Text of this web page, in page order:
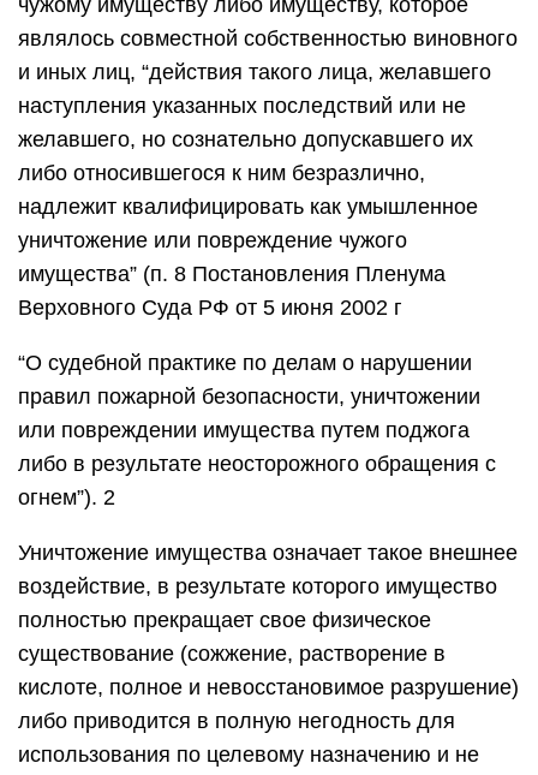
чужому имуществу либо имуществу, которое
являлось совместной собственностью виновного
и иных лиц, “действия такого лица, желавшего
наступления указанных последствий или не
желавшего, но сознательно допускавшего их
либо относившегося к ним безразлично,
надлежит квалифицировать как умышленное
уничтожение или повреждение чужого
имущества” (п. 8 Постановления Пленума
Верховного Суда РФ от 5 июня 2002 г
“О судебной практике по делам о нарушении
правил пожарной безопасности, уничтожении
или повреждении имущества путем поджога
либо в результате неосторожного обращения с
огнем”). 2
Уничтожение имущества означает такое внешнее
воздействие, в результате которого имущество
полностью прекращает свое физическое
существование (сожжение, растворение в
кислоте, полное и невосстановимое разрушение)
либо приводится в полную негодность для
использования по целевому назначению и не